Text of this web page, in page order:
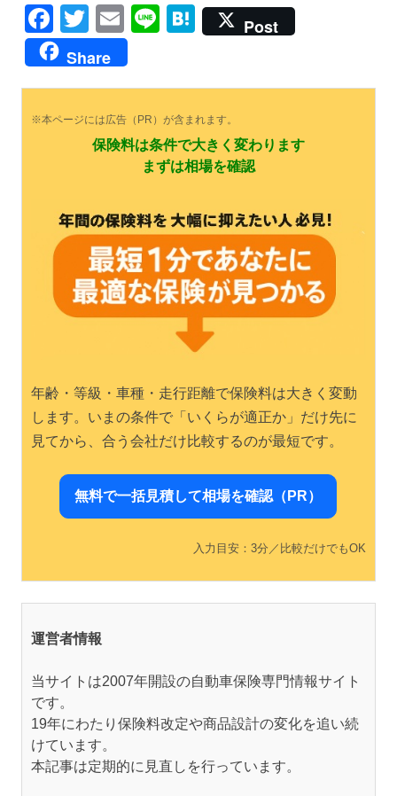
Facebook
TwitterEmailLineHatena
Post
Share
※本ページには広告（PR）が含まれます。
保険料は条件で大きく変わります
まずは相場を確認
年齢・等級・車種・走行距離で保険料は大きく変動
します。いまの条件で「いくらが適正か」だけ先に
見てから、合う会社だけ比較するのが最短です。
無料で一括見積して相場を確認（PR）
入力目安：3分／比較だけでもOK
運営者情報
当サイトは2007年開設の自動車保険専門情報サイト
です。
19年にわたり保険料改定や商品設計の変化を追い続
けています。
本記事は定期的に見直しを行っています。